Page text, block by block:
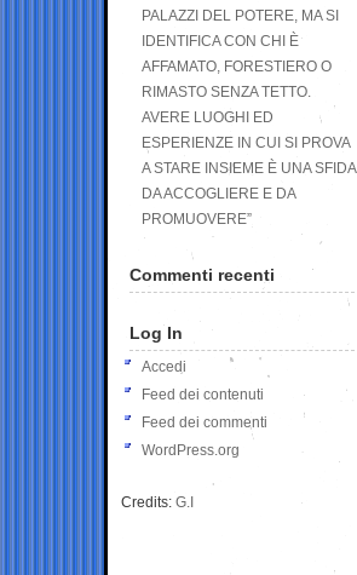
PALAZZI DEL POTERE, MA SI
IDENTIFICA CON CHI È
AFFAMATO, FORESTIERO O
RIMASTO SENZA TETTO.
AVERE LUOGHI ED
ESPERIENZE IN CUI SI PROVA
A STARE INSIEME È UNA SFIDA
DA ACCOGLIERE E DA
PROMUOVERE”
Commenti recenti
Log In
Accedi
Feed dei contenuti
Feed dei commenti
WordPress.org
Credits: G.I